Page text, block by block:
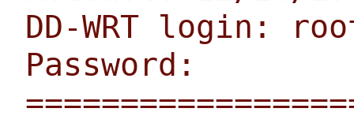
DD-WRT login:
Password: